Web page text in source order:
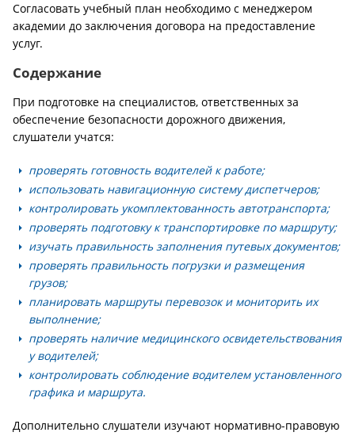
Согласовать учебный план необходимо с менеджером
академии до заключения договора на предоставление
услуг.
Содержание
При подготовке на специалистов, ответственных за
обеспечение безопасности дорожного движения,
слушатели учатся:
проверять готовность водителей к работе;
использовать навигационную систему диспетчеров;
контролировать укомплектованность автотранспорта;
проверять подготовку к транспортировке по маршруту;
изучать правильность заполнения путевых документов;
проверять правильность погрузки и размещения
грузов;
планировать маршруты перевозок и мониторить их
выполнение;
проверять наличие медицинского освидетельствования
у водителей;
контролировать соблюдение водителем установленного
графика и маршрута.
Дополнительно слушатели изучают нормативно-правовую